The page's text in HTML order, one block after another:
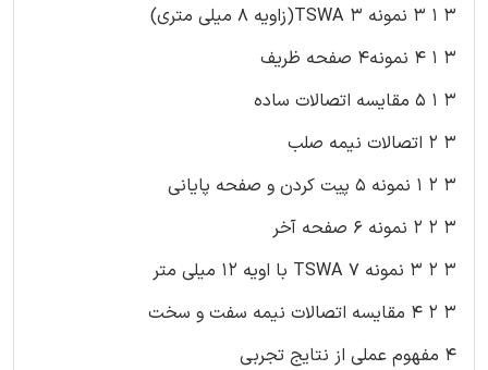
۳ ۱ ۳ نمونه ۳ TSWA(زاویه ۸ میلی متری)
۳ ۱ ۴ نمونه۴ صفحه ظریف
۳ ۱ ۵ مقایسه اتصالات ساده
۳ ۲ اتصالات نیمه صلب
۳ ۲ ۱ نمونه ۵ پیت کردن و صفحه پایانی
۳ ۲ ۲ نمونه ۶ صفحه آخر
۳ ۲ ۳ نمونه ۷ TSWA با اویه ۱۲ میلی متر
۳ ۲ ۴ مقایسه اتصالات نیمه سفت و سخت
۴ مفهوم عملی از نتایج تجربی